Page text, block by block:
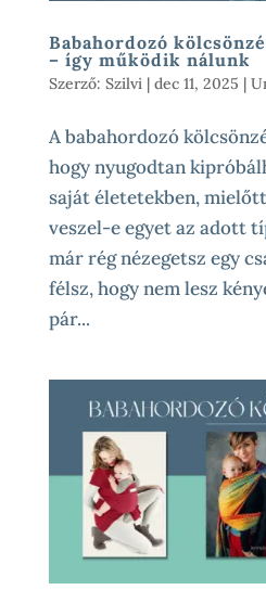
Babahordozó
– így működik nálunk
Szerző: Szilvi| dec 11, 2025 |
A babahordozó
hogy nyugodtan
saját életetekben,
veszel-e egyet az adott
már rég nézegetsz egy
félsz, hogy nem lesz
pár...